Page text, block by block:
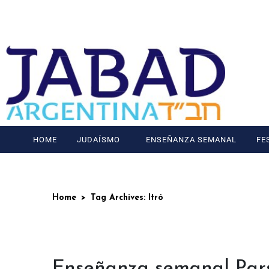
HOME JUDAÍSMO ENSEÑANZA SEMANAL
Home Tag Archives: Itró